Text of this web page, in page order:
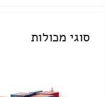
סוגי מכולות